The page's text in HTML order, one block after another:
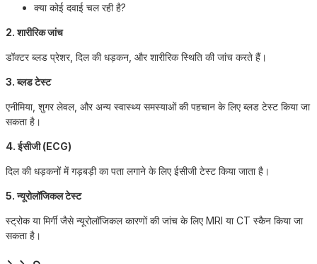
क्या कोई दवाई चल रही है?
2. शारीरिक जांच
डॉक्टर ब्लड प्रेशर, दिल की धड़कन, और शारीरिक स्थिति की जांच करते हैं।
3. ब्लड टेस्ट
एनीमिया, शुगर लेवल, और अन्य स्वास्थ्य समस्याओं की पहचान के लिए ब्लड टेस्ट किया जा
सकता है।
4. ईसीजी (ECG)
दिल की धड़कनों में गड़बड़ी का पता लगाने के लिए ईसीजी टेस्ट किया जाता है।
5. न्यूरोलॉजिकल टेस्ट
स्ट्रोक या मिर्गी जैसे न्यूरोलॉजिकल कारणों की जांच के लिए MRI या CT स्कैन किया जा
सकता है।